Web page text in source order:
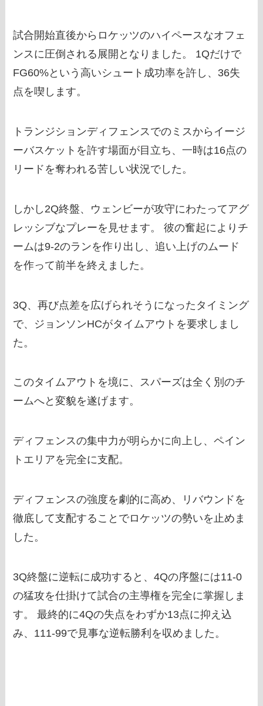
試合開始直後からロケッツのハイペースなオフェ
ンスに圧倒される展開となりました。 1Qだけで
FG60%という高いシュート成功率を許し、36失
点を喫します。
トランジションディフェンスでのミスからイージ
ーバスケットを許す場面が目立ち、一時は16点の
リードを奪われる苦しい状況でした。
しかし2Q終盤、ウェンビーが攻守にわたってアグ
レッシブなプレーを見せます。 彼の奮起によりチ
ームは9-2のランを作り出し、追い上げのムード
を作って前半を終えました。
3Q、再び点差を広げられそうになったタイミング
で、ジョンソンHCがタイムアウトを要求しまし
た。
このタイムアウトを境に、スパーズは全く別のチ
ームへと変貌を遂げます。
ディフェンスの集中力が明らかに向上し、ペイン
トエリアを完全に支配。
ディフェンスの強度を劇的に高め、リバウンドを
徹底して支配することでロケッツの勢いを止めま
した。
3Q終盤に逆転に成功すると、4Qの序盤には11-0
の猛攻を仕掛けて試合の主導権を完全に掌握しま
す。 最終的に4Qの失点をわずか13点に抑え込
み、111-99で見事な逆転勝利を収めました。